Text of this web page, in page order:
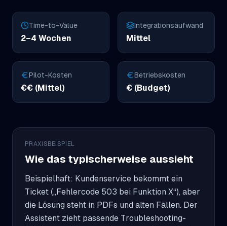
Time-to-Value
2–4 Wochen
Integrationsaufwand
Mittel
Pilot-Kosten
€€ (Mittel)
Betriebskosten
€ (Budget)
PRAXISBEISPIEL
Wie das typischerweise aussieht
Beispielhaft: Kundenservice bekommt ein
Ticket („Fehlercode 503 bei Funktion X“), aber
die Lösung steht in PDFs und alten Fällen. Der
Assistent zieht passende Troubleshooting-